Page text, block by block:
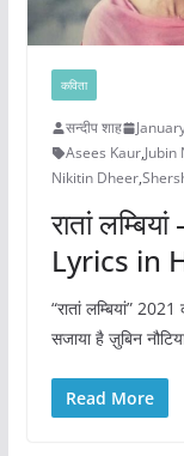
कविता
सन्दीप शाह
Asees Kaur,Jubin
Nikitin Dheer,
रातां
Lyrics in
“रातां लम्बियां”
सजाया है ज़ुबिन
Read More